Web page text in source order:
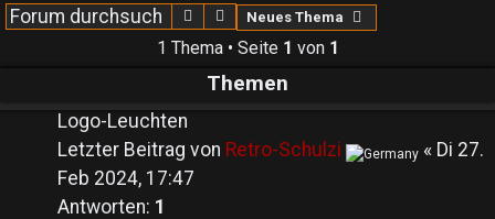
Neues Thema
Suche Erweiterte Suche
1 Thema • Seite 1 von 1
Themen
Logo-Leuchten
Letzter Beitrag von Retro-Schulzi « Di 27.
Feb 2024, 17:47
Antworten: 1